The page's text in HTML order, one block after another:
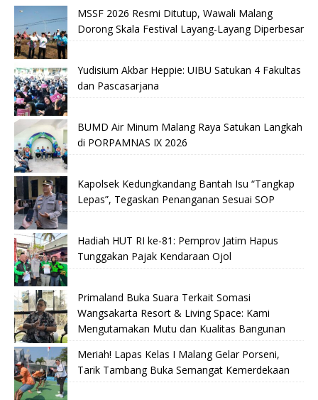
MSSF 2026 Resmi Ditutup, Wawali Malang
Dorong Skala Festival Layang-Layang Diperbesar
Yudisium Akbar Heppie: UIBU Satukan 4 Fakultas
dan Pascasarjana
BUMD Air Minum Malang Raya Satukan Langkah
di PORPAMNAS IX 2026
Kapolsek Kedungkandang Bantah Isu “Tangkap
Lepas”, Tegaskan Penanganan Sesuai SOP
Hadiah HUT RI ke-81: Pemprov Jatim Hapus
Tunggakan Pajak Kendaraan Ojol
Primaland Buka Suara Terkait Somasi
Wangsakarta Resort & Living Space: Kami
Mengutamakan Mutu dan Kualitas Bangunan
Meriah! Lapas Kelas I Malang Gelar Porseni,
Tarik Tambang Buka Semangat Kemerdekaan